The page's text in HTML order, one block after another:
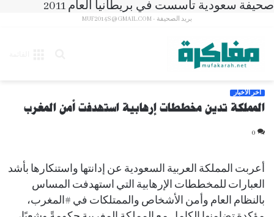
صحيفة سعودية تأسست في بريطانيا العام 2011
بريد الصحيفة - MUF2014S@GMAIL.COM
آخر الأخبار
المملكة تدين مخططات إرهابية استهدفت أمن المغرب
0
أعربت المملكة العربية السعودية عن إدانتها واستنكارها بأشد
العبارات للمخططات الإرهابية التي استهدفت المساس
بالنظام العام وأمن الأشخاص والممتلكات في #المغرب،